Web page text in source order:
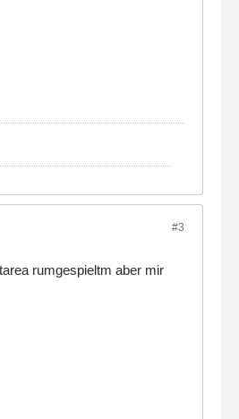
#3
rumgespieltm aber mir